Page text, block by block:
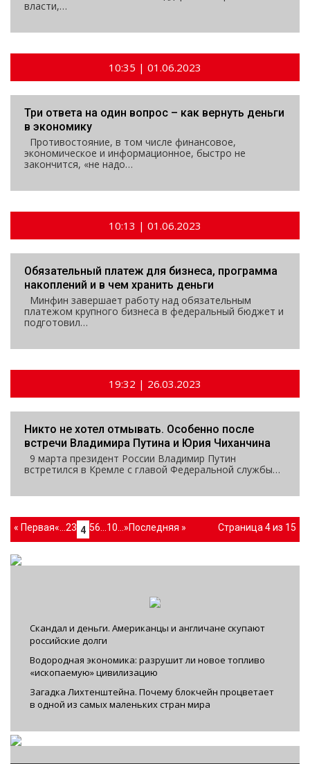
власти,…
10:35 | 01.06.2023
Три ответа на один вопрос – как вернуть деньги
в экономику
Противостояние, в том числе финансовое,
экономическое и информационное, быстро не
закончится, «не надо…
10:13 | 01.06.2023
Обязательный платеж для бизнеса, программа
накоплений и в чем хранить деньги
Минфин завершает работу над обязательным
платежом крупного бизнеса в федеральный бюджет и
подготовил…
19:32 | 26.03.2023
Никто не хотел отмывать. Особенно после
встречи Владимира Путина и Юрия Чиханчина
9 марта президент России Владимир Путин
встретился в Кремле с главой Федеральной службы…
Страница 4 из 15
« Первая« 23 4 56 10 »Последняя »
Скандал и деньги. Американцы и англичане скупают
российские долги
Водородная экономика: разрушит ли новое топливо
«ископаемую» цивилизацию
Загадка Лихтенштейна. Почему блокчейн процветает
в одной из самых маленьких стран мира